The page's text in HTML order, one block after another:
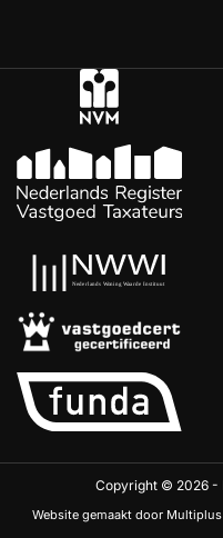
Copyright © 2026 -
Website gemaakt door